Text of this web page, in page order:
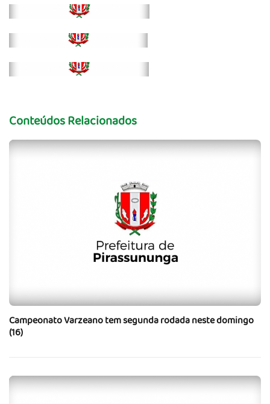
Conteúdos Relacionados
Campeonato Varzeano tem segunda rodada neste domingo
(16)